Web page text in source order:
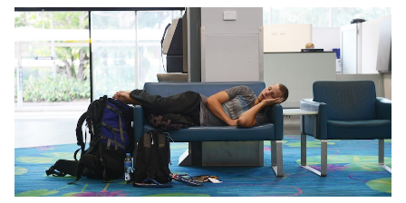
AREA PERSONALE
Area Personale
Newsletter
Notifiche mobile
Regala il Post
Hai bisogno di aiuto?
Esci